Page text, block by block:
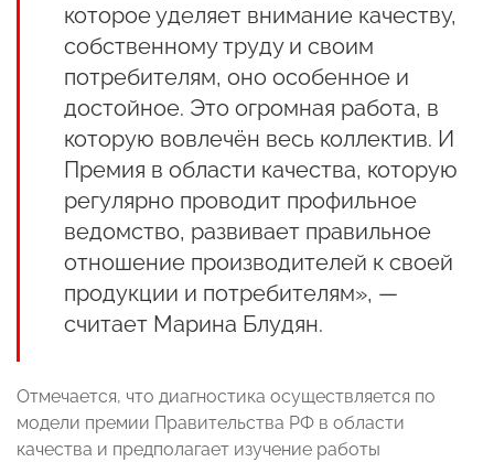
которое уделяет внимание качеству,
собственному труду и своим
потребителям, оно особенное и
достойное. Это огромная работа, в
которую вовлечён весь коллектив. И
Премия в области качества, которую
регулярно проводит профильное
ведомство, развивает правильное
отношение производителей к своей
продукции и потребителям», —
считает Марина Блудян.
Отмечается, что диагностика осуществляется по
модели премии Правительства РФ в области
качества и предполагает изучение работы